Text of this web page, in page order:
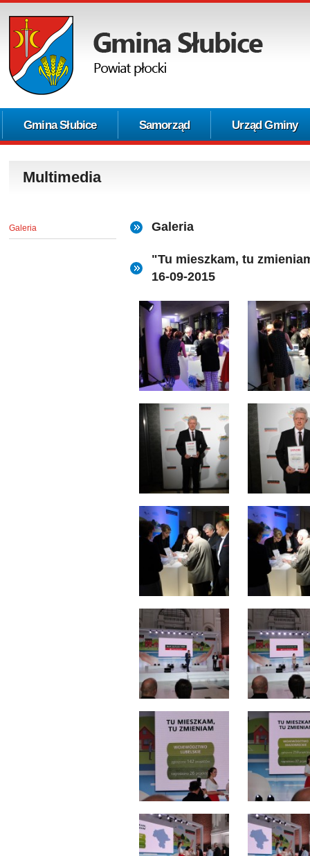
Gmina Słubice Samorząd Urząd Gminy
Multimedia
Galeria Galeria
"Tu mieszkam, tu
16-09-2015